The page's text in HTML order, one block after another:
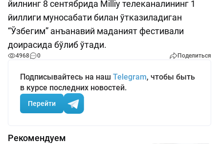
йилнинг 8 сентябрида Milliy телеканалининг 1
йиллиги муносабати билан ўтказиладиган
“Ўзбегим” анъанавий маданият фестивали
доирасида бўлиб ўтади.
4968 0 Поделиться
Подписывайтесь на наш Telegram, чтобы быть
в курсе последних новостей.
Перейти
Рекомендуем